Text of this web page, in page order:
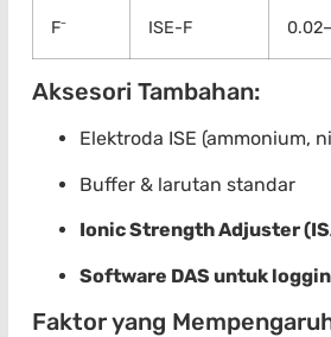
F⁻ ISE-F
Aksesori Tambahan:
Elektroda ISE (ammonium,
Buffer & larutan standar
Ionic Strength Adjuster
Software DAS untuk
Faktor yang